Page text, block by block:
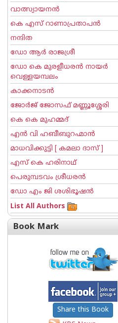
വാത്സ്യായനന്‍
കെ എസ് റാണാപ്രതാപന്‍
നന്ദിത
ഡോ ആര്‍ രാജശ്രീ
ഡോ കെ മുരളീധരന്‍ നായര്‍
വെള്ളയമ്പലം
കാക്കനാടന്‍
ജോര്‍ജ് ജോസഫ് മണ്ണൂശ്ശേരി
കെ കെ മുഹമ്മദ്
എന്‍ വി ഹബീബുറഹ്മാന്‍
മാധവിക്കുട്ടി [ കമലാ ദാസ് ]
എസ് കെ ഹരിനാഥ്
പെരുമ്പടവം ശ്രീധര‌ന്‍
ഡോ എം ജി ശശിഭൂഷന്‍
List All Authors
Book Mark
Share this Book